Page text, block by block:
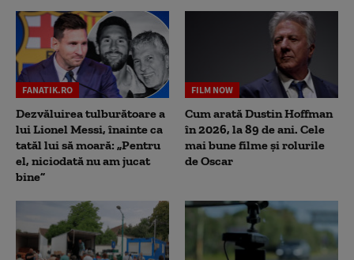
FANATIK.RO
Dezvăluirea tulburătoare a
lui Lionel Messi, înainte ca
tatăl lui să moară: „Pentru
el, niciodată nu am jucat
bine”
FILM NOW
Cum arată Dustin Hoffman
în 2026, la 89 de ani. Cele
mai bune filme și rolurile
de Oscar